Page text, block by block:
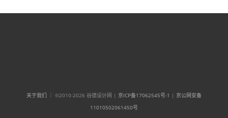
关于我们 ｜ ©2010-2026 谷德设计网 | 京ICP备17062545号-1 | 京公网安备
11010502061450号